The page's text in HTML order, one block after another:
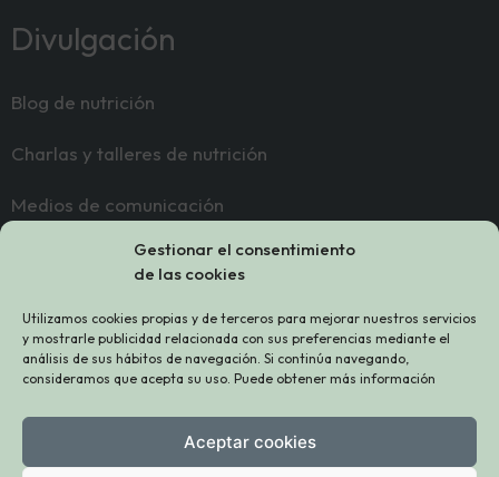
Gestionar el consentimiento
de las cookies
Utilizamos cookies propias y de terceros para mejorar nuestros servicios
y mostrarle publicidad relacionada con sus preferencias mediante el
análisis de sus hábitos de navegación. Si continúa navegando,
consideramos que acepta su uso. Puede obtener más información
Aceptar cookies
Divulgación
Blog de nutrición
Charlas y talleres de nutrición
Medios de comunicación
Contacto
Sobre mí
Contacto